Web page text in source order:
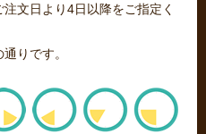
文日より4日以降をご指定く
りです。